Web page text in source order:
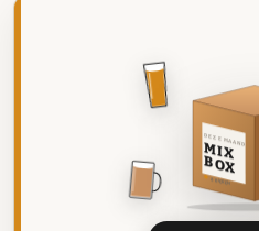
DEZE MAAND
MIX
BOX
8 BIEREN